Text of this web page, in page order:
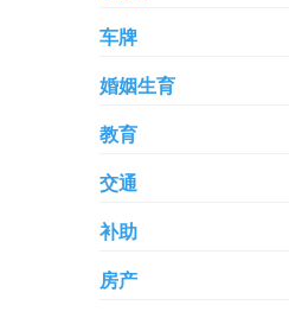
车牌
婚姻生育
教育
交通
补助
房产